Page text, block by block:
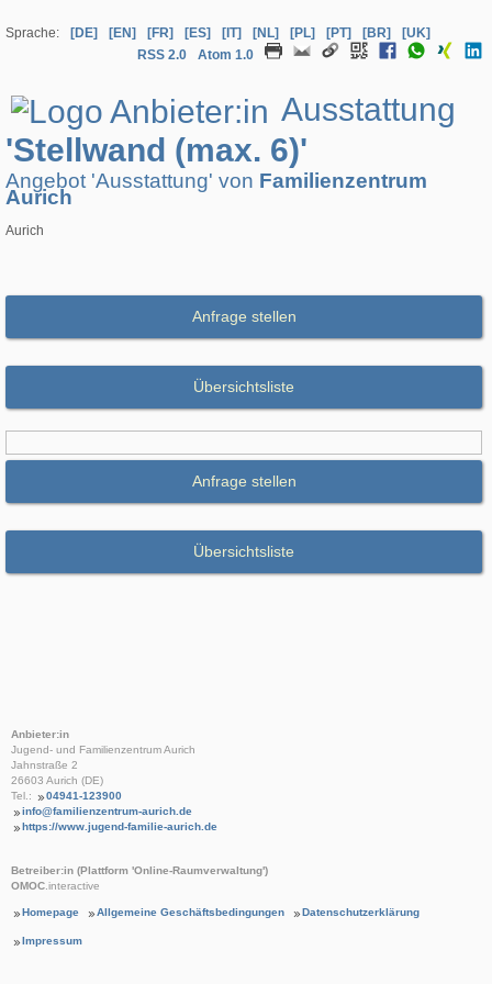
Sprache: [DE] [EN] [FR] [ES] [IT] [NL] [PL] [PT] [BR]
[UK]
RSS 2.0
Atom 1.0
Ausstattung
'Stellwand (max. 6)'
Angebot 'Ausstattung' von Familienzentrum
Aurich
Aurich
Anfrage stellen
Übersichtsliste
Anfrage stellen
Übersichtsliste
Anbieter:in
Jugend- und Familienzentrum Aurich
Jahnstraße 2
26603 Aurich (DE)
Tel.:
04941-123900
info@familienzentrum-aurich.de
https://www.jugend-familie-aurich.de
Betreiber:in (Plattform 'Online-Raumverwaltung')
OMOC.interactive
Homepage Allgemeine Geschäftsbedingungen Datenschutzerklärung
Impressum